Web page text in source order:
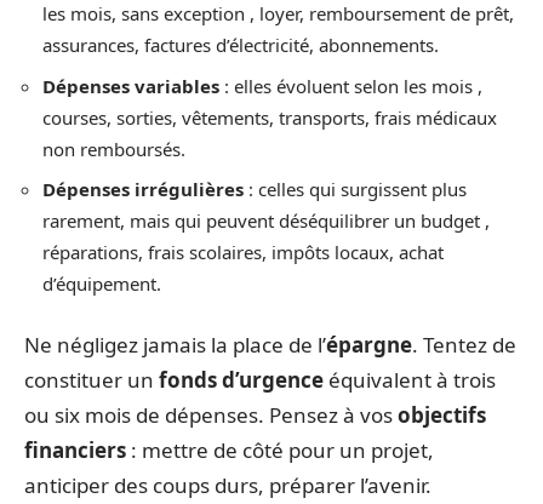
les mois, sans exception , loyer, remboursement de prêt,
assurances, factures d’électricité, abonnements.
Dépenses variables : elles évoluent selon les mois ,
courses, sorties, vêtements, transports, frais médicaux
non remboursés.
Dépenses irrégulières : celles qui surgissent plus
rarement, mais qui peuvent déséquilibrer un budget ,
réparations, frais scolaires, impôts locaux, achat
d’équipement.
Ne négligez jamais la place de l’épargne. Tentez de
constituer un fonds d’urgence équivalent à trois
ou six mois de dépenses. Pensez à vosobjectifs
financiers : mettre de côté pour un projet,
anticiper des coups durs, préparer l’avenir.